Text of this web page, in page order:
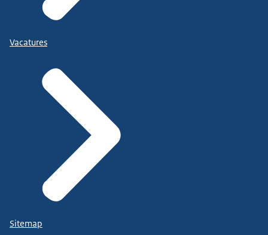
Vacatures
Sitemap